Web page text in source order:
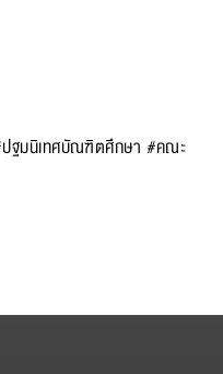
ฐมนิเทศบัณฑิตศึกษา #คณะ